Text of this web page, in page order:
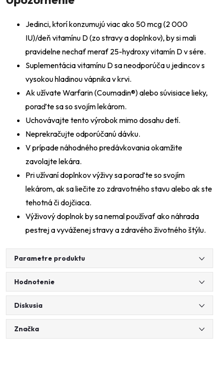
Jedinci, ktorí konzumujú viac ako 50 mcg (2 000
IU)/deň vitamínu D (zo stravy a doplnkov), by si mali
pravidelne nechať merať 25-hydroxy vitamín D v sére.
Suplementácia vitamínu D sa neodporúča u jedincov s
vysokou hladinou vápnika v krvi.
Ak užívate Warfarin (Coumadin®) alebo súvisiace lieky,
poraďte sa so svojím lekárom.
Uchovávajte tento výrobok mimo dosahu detí.
Neprekračujte odporúčanú dávku.
V prípade náhodného predávkovania okamžite
zavolajte lekára.
Pri užívaní doplnkov výživy sa poraďte so svojím
lekárom, ak sa liečite zo zdravotného stavu alebo ak ste
tehotná či dojčiaca.
Výživový doplnok by sa nemal používať ako náhrada
pestrej a vyváženej stravy a zdravého životného štýlu.
Parametre produktu
Hodnotenie
Diskusia
Značka